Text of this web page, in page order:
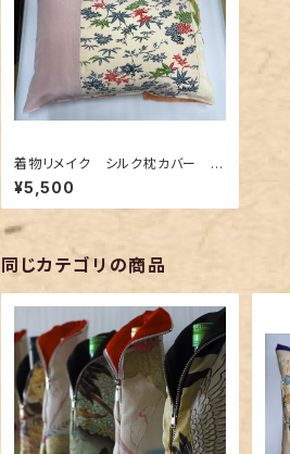
着物リメイク シルク枕カバー 0
01
¥5,500
同じカテゴリの商品